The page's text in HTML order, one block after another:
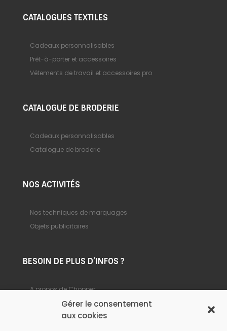
Gérer le consentement
aux cookies
CATALOGUES TEXTILES
Cadeaux personnalisables
Prêt-à-porter et accessoires
Vêtements de travail et accessoires pro
CATALOGUE DE BRODERIE
Cadeaux personnalisables
Catalogue de broderie
NOS ACTIVITÉS
Nos techniques de marquages
Objets publicitaires
BESOIN DE PLUS D’INFOS ?
A propos de Chopper
Foire aux questions
Nous contacter